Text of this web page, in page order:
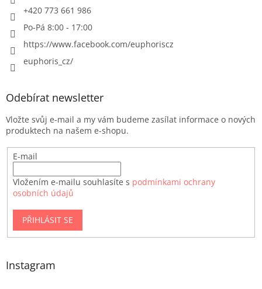
+420 773 661 986
Po-Pá 8:00 - 17:00
https://www.facebook.com/euphoriscz
euphoris_cz/
Odebírat newsletter
Vložte svůj e-mail a my vám budeme zasílat informace o nových
produktech na našem e-shopu.
E-mail
Vložením e-mailu souhlasíte s podmínkami ochrany
osobních údajů
PŘIHLÁSIT SE
Instagram